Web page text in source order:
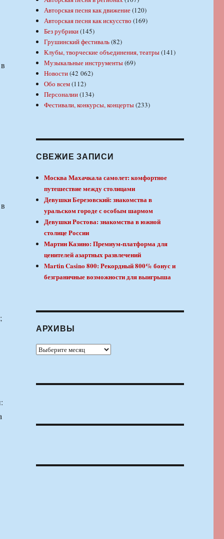
Авторская песня как движение(120)
Авторская песня как искусство (169)
Без рубрики(145)
Грушинский фестиваль(82)
Клубы, творческие объединения, театры(141)
Музыкальные инструменты(69)
Новости(42 062)
Обо всем(112)
Персоналии(134)
Фестивали, конкурсы, концерты(233)
СВЕЖИЕ ЗАПИСИ
Москва Махачкала самолет: комфортное
путешествие между столицами
Девушки Березовский: знакомства в
уральском городе с особым шармом
Девушки Ростова: знакомства в южной
столице России
Мартин Казино: Премиум-платформа для
ценителей азартных развлечений
Martin Casino 800: Рекордный 800% бонус и
безграничные возможности для выигрыша
АРХИВЫ
Архивы